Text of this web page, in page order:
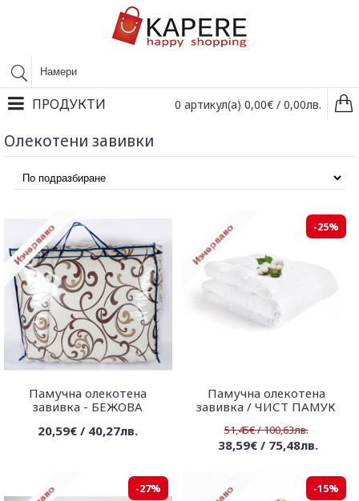
0 артикул(а) 0,00€ / 0,00лв.
ПРОДУКТИ
Олекотени завивки
Памучна олекотена
завивка - БЕЖОВА
20,59€ / 40,27лв.
-25%
Памучна олекотена
завивка / ЧИСТ ПАМУК
51,45€ / 100,63лв.
38,59€ / 75,48лв.
-27% -15%